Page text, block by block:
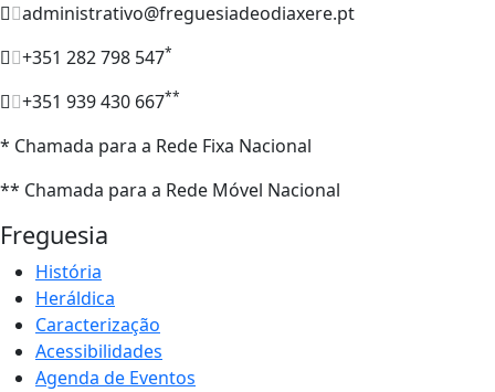
administrativo@freguesiadeodiaxere.pt
+351 282 798 547*
+351 939 430 667**
* Chamada para a Rede Fixa Nacional
** Chamada para a Rede Móvel Nacional
Freguesia
História
Heráldica
Caracterização
Acessibilidades
Agenda de Eventos